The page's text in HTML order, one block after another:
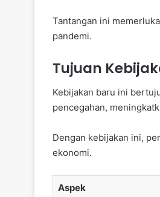
Tantangan ini
pandemi.
Tujuan
Kebijakan baru ini
pencegahan,
Dengan kebijakan ini,
ekonomi.
Aspek